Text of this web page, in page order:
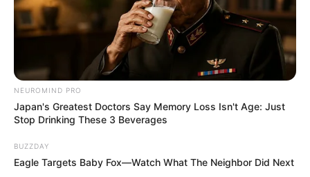
NEUROMIND PRO
Japan's Greatest Doctors Say Memory Loss Isn't Age: Just
Stop Drinking These 3 Beverages
BUZZDAY
Eagle Targets Baby Fox—Watch What The Neighbor Did Next